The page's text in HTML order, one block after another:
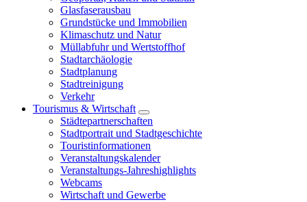
Glasfaserausbau
Grundstücke und Immobilien
Klimaschutz und Natur
Müllabfuhr und Wertstoffhof
Stadtarchäologie
Stadtplanung
Stadtreinigung
Verkehr
Tourismus & Wirtschaft
Städtepartnerschaften
Stadtportrait und Stadtgeschichte
Touristinformationen
Veranstaltungskalender
Veranstaltungs-Jahreshighlights
Webcams
Wirtschaft und Gewerbe